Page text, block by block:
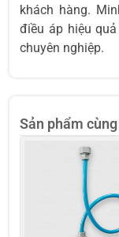
khách hàng.
điều áp hiệu
chuyên nghiệp.
Sản phẩm